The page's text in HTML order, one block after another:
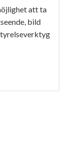
att ta
bild